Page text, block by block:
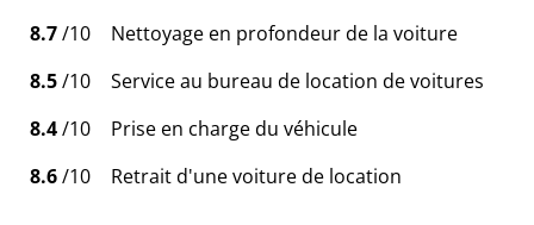
8.7/10
Nettoyage en profondeur de la voiture
8.5/10
Service au bureau de location de voitures
8.4/10
Prise en charge du véhicule
8.6/10 Retrait d'une voiture de location